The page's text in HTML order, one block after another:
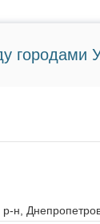
городами